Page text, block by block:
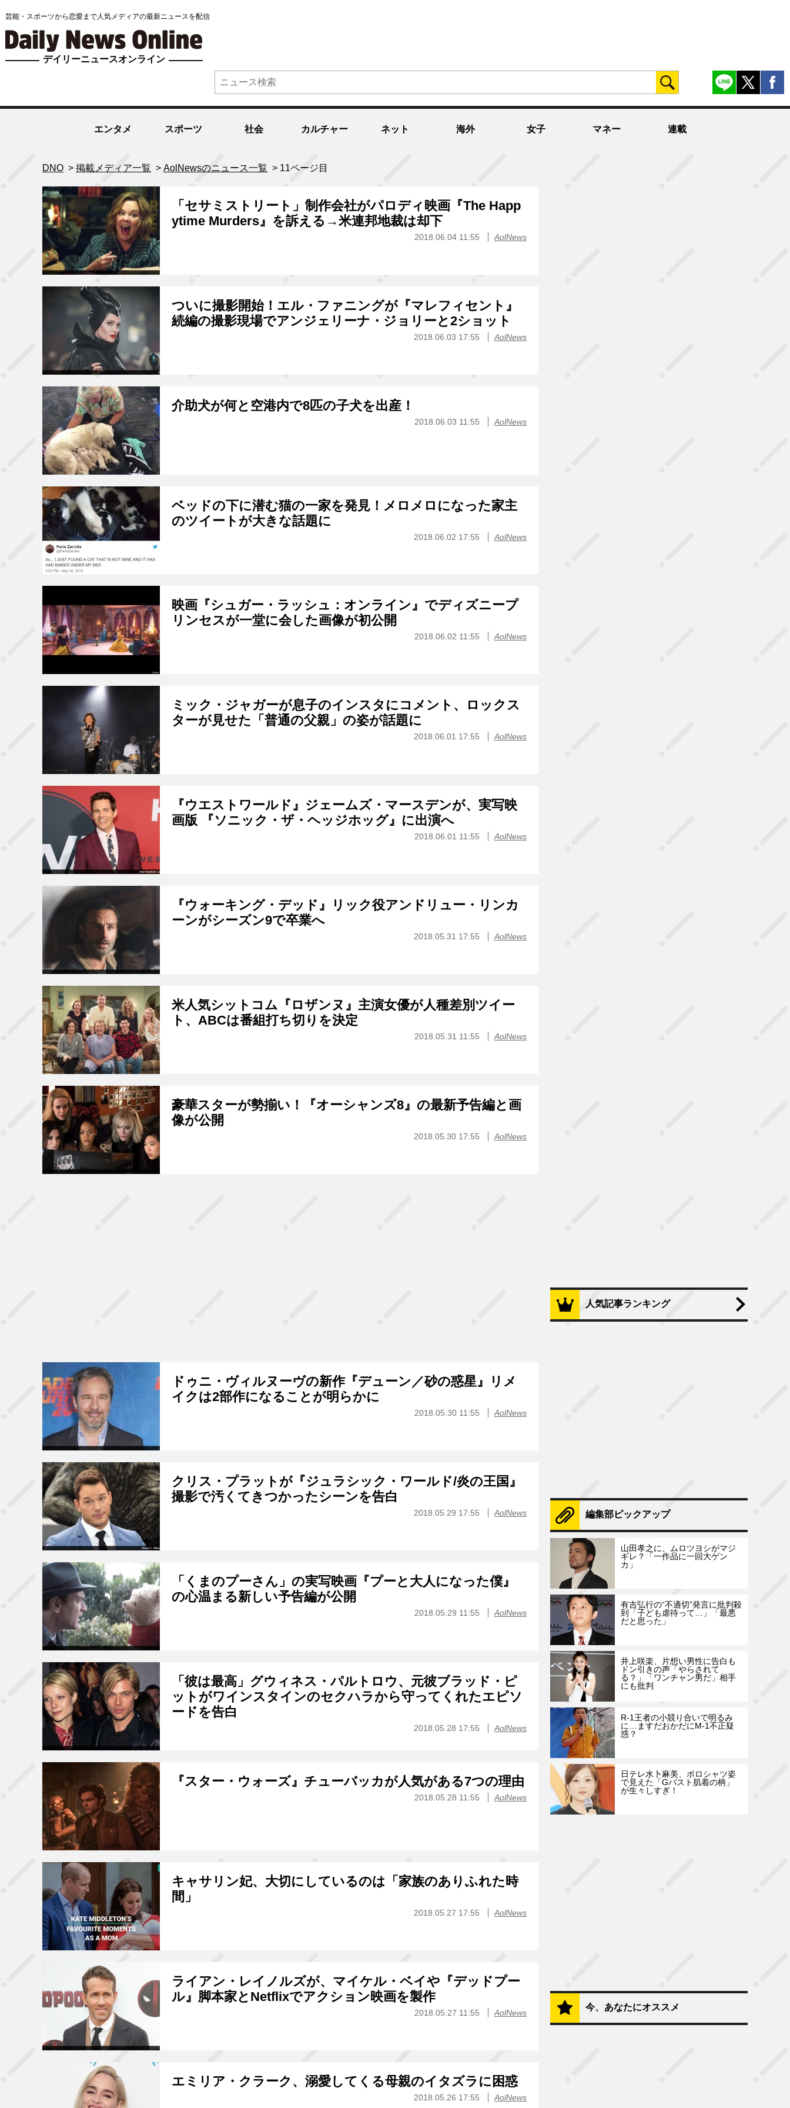
芸能・スポーツから恋愛まで人気メディアの最新ニュースを配信
デイリーニュースオンライン
エンタメ スポーツ 社会 カルチャー ネット 海外 女子 マネー 連載
DNO > 掲載メディア一覧 > AolNewsのニュース一覧 > 11ページ目
「セサミストリート」制作会社がパロディ映画『The Happ
ytime Murders』を訴える→米連邦地裁は却下
2018.06.04 11:55 AolNews
ついに撮影開始！エル・ファニングが『マレフィセント』
続編の撮影現場でアンジェリーナ・ジョリーと2ショット
2018.06.03 17:55 AolNews
介助犬が何と空港内で8匹の子犬を出産！
2018.06.03 11:55 AolNews
ベッドの下に潜む猫の一家を発見！メロメロになった家主
のツイートが大きな話題に
2018.06.02 17:55 AolNews
映画『シュガー・ラッシュ：オンライン』でディズニープ
リンセスが一堂に会した画像が初公開
2018.06.02 11:55 AolNews
ミック・ジャガーが息子のインスタにコメント、ロックス
ターが見せた「普通の父親」の姿が話題に
2018.06.01 17:55 AolNews
『ウエストワールド』ジェームズ・マースデンが、実写映
画版 『ソニック・ザ・ヘッジホッグ』に出演へ
2018.06.01 11:55 AolNews
『ウォーキング・デッド』リック役アンドリュー・リンカ
ーンがシーズン9で卒業へ
2018.05.31 17:55 AolNews
米人気シットコム『ロザンヌ』主演女優が人種差別ツイー
ト、ABCは番組打ち切りを決定
2018.05.31 11:55 AolNews
豪華スターが勢揃い！『オーシャンズ8』の最新予告編と画
像が公開
2018.05.30 17:55 AolNews
ドゥニ・ヴィルヌーヴの新作『デューン／砂の惑星』リメ
イクは2部作になることが明らかに
2018.05.30 11:55 AolNews
クリス・プラットが『ジュラシック・ワールド/炎の王国』
撮影で汚くてきつかったシーンを告白
2018.05.29 17:55 AolNews
「くまのプーさん」の実写映画『プーと大人になった僕』
の心温まる新しい予告編が公開
2018.05.29 11:55 AolNews
「彼は最高」グウィネス・パルトロウ、元彼ブラッド・ピ
ットがワインスタインのセクハラから守ってくれたエピソ
ードを告白
2018.05.28 17:55 AolNews
『スター・ウォーズ』チューバッカが人気がある7つの理由
2018.05.28 11:55 AolNews
キャサリン妃、大切にしているのは「家族のありふれた時
間」
2018.05.27 17:55 AolNews
ライアン・レイノルズが、マイケル・ベイや『デッドプー
ル』脚本家とNetflixでアクション映画を製作
2018.05.27 11:55 AolNews
エミリア・クラーク、溺愛してくる母親のイタズラに困惑
2018.05.26 17:55 AolNews
人気記事ランキング
編集部ピックアップ
山田孝之に、ムロツヨシがマジ
ギレ？「一作品に一回大ゲン
カ」
有吉弘行の“不適切”発言に批判殺
到「子ども虐待って…」「最悪
だと思った」
井上咲楽、片想い男性に告白も
ドン引きの声「やらされて
る？」「ワンチャン男だ」相手
にも批判
R-1王者の小競り合いで明るみ
に…ますだおかだにM-1不正疑
惑？
日テレ水卜麻美、ポロシャツ姿
で見えた「Gバスト肌着の柄」
が生々しすぎ！
今、あなたにオススメ